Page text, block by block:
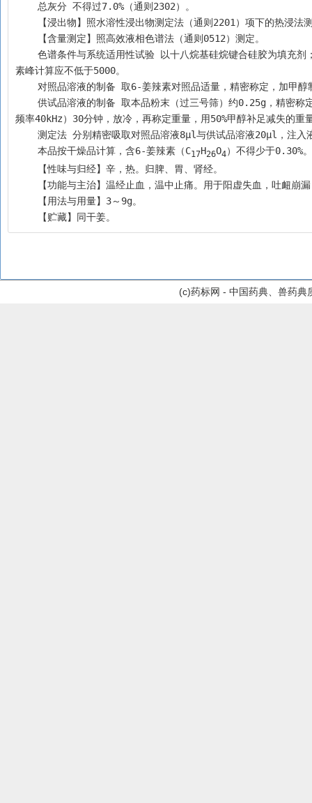
    总灰分 不得过7.0%（通则2302）。
【浸出物】照水溶性浸出物测定法（通则2201）项下的热浸
    【含量测定】照高效液相色谱法（通则0512）测定。
素峰计算应不低于5000。
对照品溶液的制备 取6-姜辣素对照品适量，精密称定，加
频率40kHz）30分钟，放冷，再称定重量，用50%甲醇补足减失的重
测定法 分别精密吸取对照品溶液8μl与供试品溶液20μl，注
    本品按干燥品计算，含6-姜辣素（C
17H26O4）不得少于0.30%。
    【性味与归经】辛，热。归脾、胃、肾经。
【功能与主治】温经止血，温中止痛。用于阳虚失血，吐衄崩
    【用法与用量】3～9g。
    【贮藏】同干姜。
(c)药标网 - 中国药典、兽药典